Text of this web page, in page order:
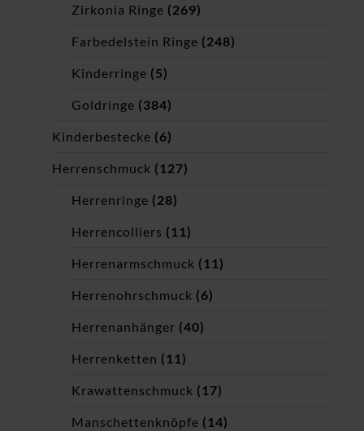
Zirkonia Ringe (269)
Farbedelstein Ringe (248)
Kinderringe (5)
Goldringe (384)
Kinderbestecke (6)
Herrenschmuck (127)
Herrenringe (28)
Herrencolliers (11)
Herrenarmschmuck (11)
Herrenohrschmuck (6)
Herrenanhänger (40)
Herrenketten (11)
Krawattenschmuck (17)
Manschettenknöpfe (14)